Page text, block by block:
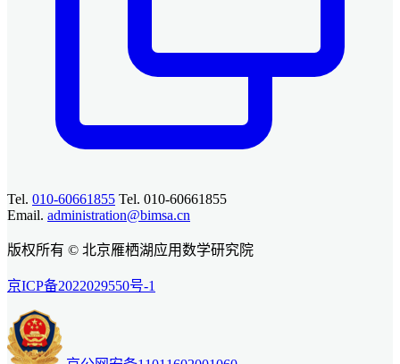
Tel. 010-60661855 Tel. 010-60661855
Email. administration@bimsa.cn
版权所有 © 北京雁栖湖应用数学研究院
京ICP备2022029550号-1